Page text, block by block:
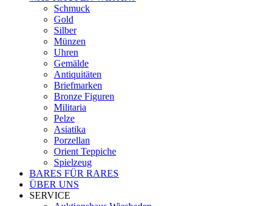
Schmuck
Gold
Silber
Münzen
Uhren
Gemälde
Antiquitäten
Briefmarken
Bronze Figuren
Militaria
Pelze
Asiatika
Porzellan
Orient Teppiche
Spielzeug
BARES FÜR RARES
ÜBER UNS
SERVICE